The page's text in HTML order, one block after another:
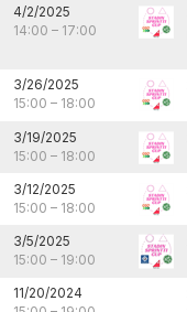
4/2/2025
14:00 – 17:00
3/26/2025
15:00 – 18:00
3/19/2025
15:00 – 18:00
3/12/2025
15:00 – 18:00
3/5/2025
15:00 – 19:00
11/20/2024